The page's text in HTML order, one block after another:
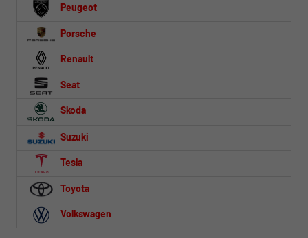
Peugeot
Porsche
Renault
Seat
Skoda
Suzuki
Tesla
Toyota
Volkswagen